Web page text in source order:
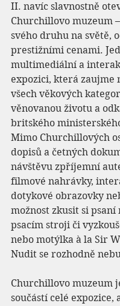
II. navíc slavnostně
Churchillovo muzeum
svého druhu na světě,
prestižními cenami.
multimediální a
expozici, která zaujme
všech věkových
věnovanou životu a
britského
Mimo Churchillových
dopisů a četných
návštěvu zpříjemní
filmové nahrávky,
dotykové obrazovky
možnost zkusit si psaní
psacím stroji či
nebo motýlka à la Sir
Nudit se rozhodně
Churchillovo muzeum
součástí celé expozice,